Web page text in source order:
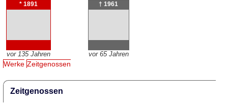
* 1891
vor 135 Jahren
† 1961
vor 65 Jahren
Werke Zeitgenossen
Zeitgenossen